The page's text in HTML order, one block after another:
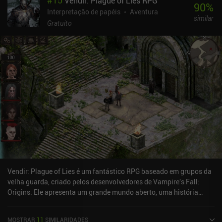
do motor, o espaço de armazenamento interno e assim por diante
do nosso rover. Esses aprimoramentos exigem quantidades cada
e viagens de ida e volta. O que eu mais gosto é que posso viajar
para qualquer lugar para descobrir novas missões, esconderijos
secretos e lugares legais. Mas o que menos me agrada é a precisão
dos inimigos, o que torna impossível se esconder atrás de
coberturas, atirar à distância ou manobrar ao redor deles,
transformando cada batalha em um confronto direto. O jogo
oferece suporte ao controle do Xbox, mas nem todos os controles
parecem funcionar. Felizmente, os controles de toque dão conta do
recado. O Rover Quest é monetizado por anúncios e um único iAP
para um jetpack. Embora seja muito legal ter um jetpack para se
gabar e chegar a algumas áreas exclusivas, o jogo pode ser
facilmente aproveitado sem ele. É evidente que muita dedicação e
amor foram dedicados a essa joia indie, e eu o recomendo com
prazer a todos os fãs de aventuras em mundo aberto.
Interpretação de papéis
Aventura
Gratuito
90%
similar
Vendir: Plague of Lies é um fantástico RPG baseado em grupos da
velha guarda, criado pelos desenvolvedores de Vampire's Fall:
Origins. Ele apresenta um grande mundo aberto, uma história
MOSTRAR 11 SIMILARIDADES